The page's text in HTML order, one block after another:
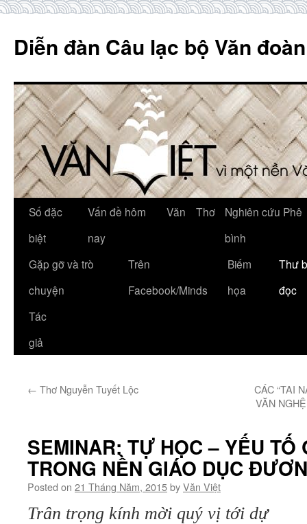
content
Diễn đàn Câu lạc bộ Văn
Số đặc
biệt
Vấn đề hôm
nay
Văn Thơ
Nghiên cứu Phê
bình
Gặp gỡ và trò
chuyện
Trên
Facebook/Minds
Biếm
họa
Thư
đọc
Tác
giả
← Thơ Nguyễn Tuyết Lộc
CÁC “TAI
VĂN
SEMINAR: TỰ HỌC – YẾU TỐ
TRONG NỀN GIÁO DỤC
Posted on 21 Tháng Năm, 2015byVăn Việt
Trân trọng kính mời quý vị tới dự